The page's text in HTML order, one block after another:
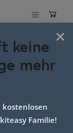
×
keine
mehr
kostenlosen
Familie!